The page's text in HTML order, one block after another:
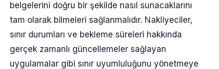
belgelerini doğru bir şekilde nasıl sunacaklarını
tam olarak bilmeleri sağlanmalıdır. Nakliyeciler,
sınır durumları ve bekleme süreleri hakkında
gerçek zamanlı güncellemeler sağlayan
uygulamalar gibi sınır uyumluluğunu yönetmeye